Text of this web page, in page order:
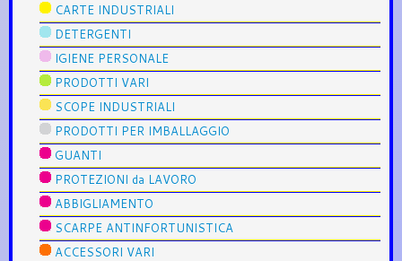
CARTE INDUSTRIALI
DETERGENTI
IGIENE PERSONALE
PRODOTTI VARI
SCOPE INDUSTRIALI
PRODOTTI PER IMBALLAGGIO
GUANTI
PROTEZIONI da LAVORO
ABBIGLIAMENTO
SCARPE ANTINFORTUNISTICA
ACCESSORI VARI